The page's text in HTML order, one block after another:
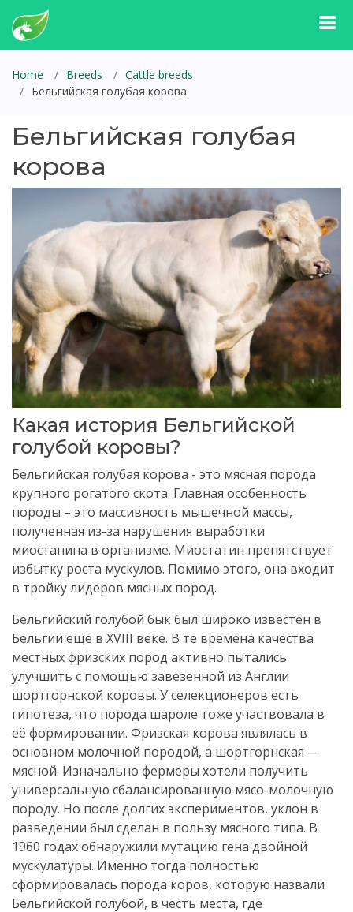
Home Breeds
Cattle breeds
Бельгийская голубая корова
Бельгийская голубая
корова
Какая история Бельгийской
голубой коровы?
Бельгийская голубая корова - это мясная порода
крупного рогатого скота. Главная особенность
породы – это массивность мышечной массы,
полученная из-за нарушения выработки
миостанина в организме. Миостатин препятствует
избытку роста мускулов. Помимо этого, она входит
в тройку лидеров мясных пород.
Бельгийский голубой бык был широко известен в
Бельгии еще в XVIII веке. В те времена качества
местных фризских пород активно пытались
улучшить с помощью завезенной из Англии
шортгорнской коровы. У селекционеров есть
гипотеза, что порода шароле тоже участвовала в
её формировании. Фризская корова являлась в
основном молочной породой, а шортгорнская —
мясной. Изначально фермеры хотели получить
универсальную сбалансированную мясо-молочную
породу. Но после долгих экспериментов, уклон в
разведении был сделан в пользу мясного типа. В
1960 годах обнаружили мутацию гена двойной
мускулатуры. Именно тогда полностью
сформировалась порода коров, которую назвали
Бельгийской голубой, в честь места, где